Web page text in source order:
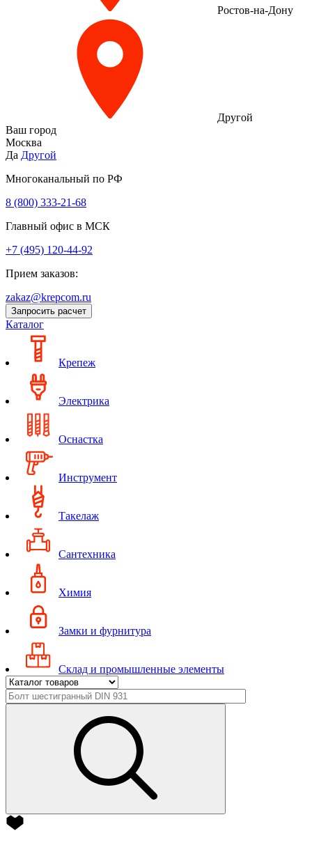
Ростов-на-Дону
Другой
Ваш город
Москва
Да Другой
Многоканальный по РФ
8 (800) 333‑21-68
Главный офис в МСК
+7 (495) 120-44-92
Прием заказов:
zakaz@krepcom.ru
Запросить расчет
Каталог
Крепеж
Электрика
Оснастка
Инструмент
Такелаж
Сантехника
Химия
Замки и фурнитура
Склад и промышленные элементы